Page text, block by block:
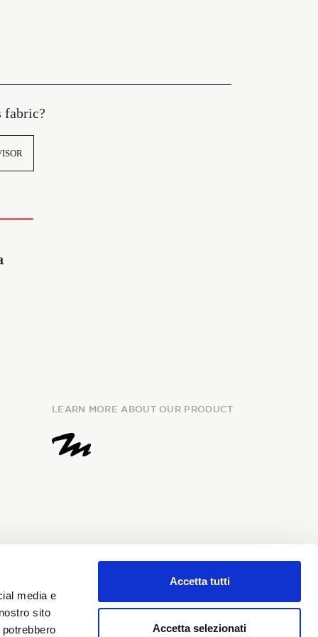
media e
sito
Accetta tutti
Accetta selezionati
fabric?
LEARN MORE ABOUT OUR PRODUCT
informationand I give my
personal data for the
newsletter.